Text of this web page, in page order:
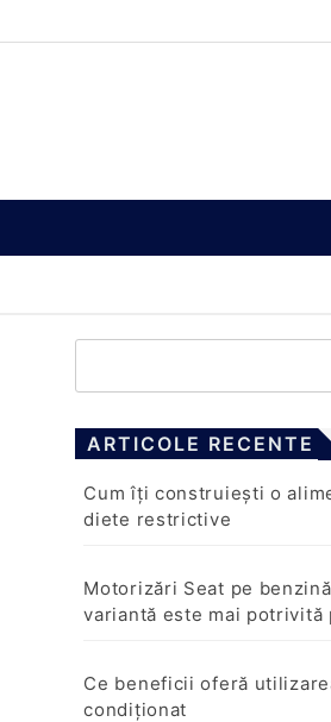
ARTICOLE RECENTE
Cum îți construiești o
diete restrictive
Motorizări Seat pe
variantă este mai potrivită
Ce beneficii oferă
condiționat